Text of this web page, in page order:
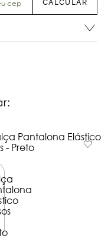
cep
Pantalona Elástico Bolsos
,99